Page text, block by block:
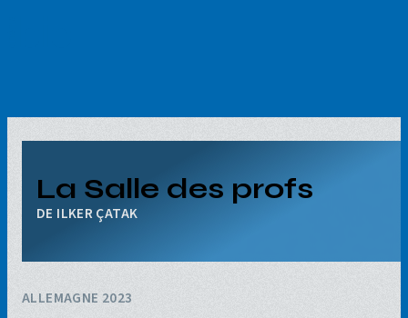
La Salle des profs
ILKER ÇATAK
ALLEMAGNE 2023